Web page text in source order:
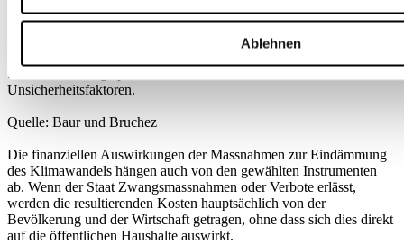
Ablehnen
Anmerkung: Diese Tabelle erhebt keinen Anspruch auf
betroffenen Budgetposten und der damit verbundenen
Unsicherheitsfaktoren.
Quelle: Baur und Bruchez
Die finanziellen Auswirkungen der Massnahmen zur Eindämmung
des Klimawandels hängen auch von den gewählten Instrumenten
ab. Wenn der Staat Zwangsmassnahmen oder Verbote erlässt,
werden die resultierenden Kosten hauptsächlich von der
Bevölkerung und der Wirtschaft getragen, ohne dass sich dies direkt
auf die öffentlichen Haushalte auswirkt.